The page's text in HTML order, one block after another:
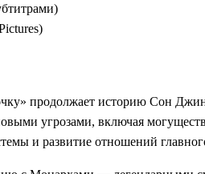
продолжает историю Сон
угрозами, включая
и развитие отношений